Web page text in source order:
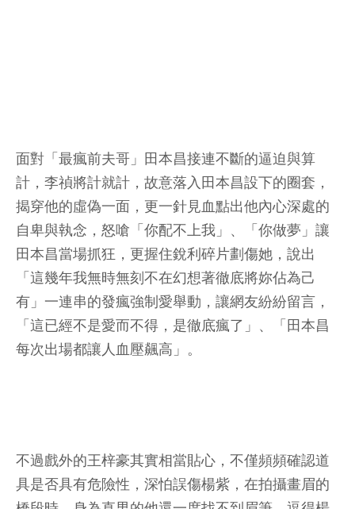
面對「最瘋前夫哥」田本昌接連不斷的逼迫與算
計，李禎將計就計，故意落入田本昌設下的圈套，
揭穿他的虛偽一面，更一針見血點出他內心深處的
自卑與執念，怒嗆「你配不上我」、「你做夢」讓
田本昌當場抓狂，更握住銳利碎片劃傷她，說出
「這幾年我無時無刻不在幻想著徹底將妳佔為己
有」一連串的發瘋強制愛舉動，讓網友紛紛留言，
「這已經不是愛而不得，是徹底瘋了」、「田本昌
每次出場都讓人血壓飆高」。
不過戲外的王梓豪其實相當貼心，不僅頻頻確認道
具是否具有危險性，深怕誤傷楊紫，在拍攝畫眉的